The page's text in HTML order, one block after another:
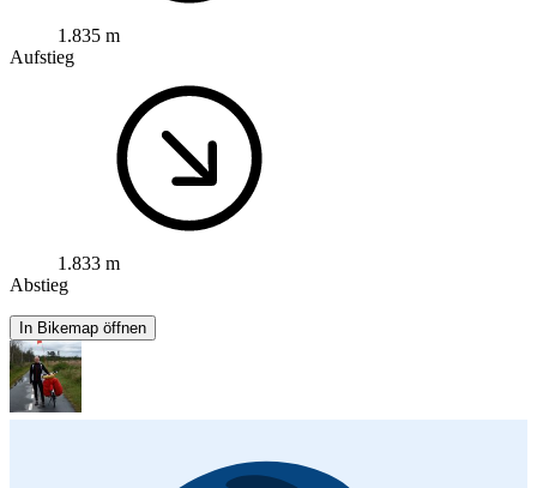
1.835 m
Aufstieg
1.833 m
Abstieg
In Bikemap öffnen